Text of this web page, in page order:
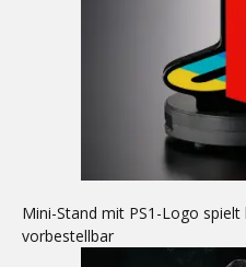
Mini-Stand mit PS1-Logo
vorbestellbar